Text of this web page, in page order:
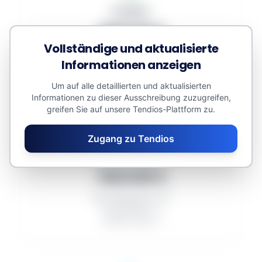
408.116 €
Zugewiesenes Volumen: 0 €
Kleinaufträge: 0 €
Geschätzter Wert: 483.860 €
Durchschnitte
Vollständige und aktualisierte
Informationen anzeigen
Um auf alle detaillierten und aktualisierten
Informationen zu dieser Ausschreibung zuzugreifen,
greifen Sie auf unsere Tendios-Plattform zu.
Zugang zu Tendios